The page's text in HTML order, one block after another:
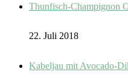
Thunfisch-Champignon
22. Juli 2018
Kabeljau mit Avocado-